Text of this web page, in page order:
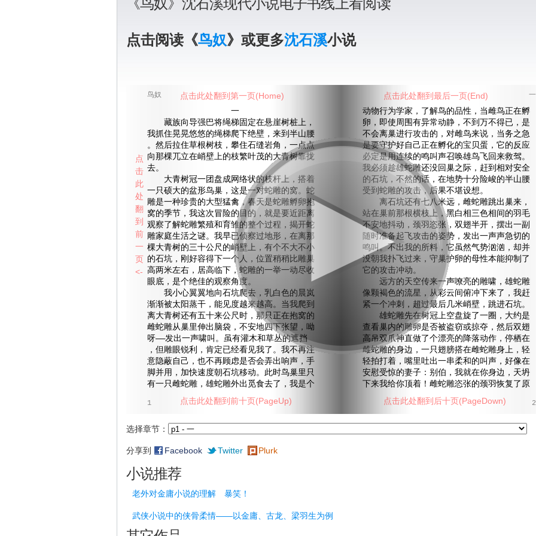
《鸟奴》沈石溪现代小说电子书线上看阅读
点击阅读《鸟奴》或更多沈石溪小说
鸟奴 一
一
藏族向导强巴将绳梯固定在悬崖树桩上，
我抓住晃晃悠悠的绳梯爬下绝壁，来到半山腰
。然后拉住草根树枝，攀住石缝岩角，一点点
向那棵兀立在峭壁上的枝繁叶茂的大青树靠拢
去。
大青树冠一团盘成网络状的枝杆上，搭着
一只硕大的盆形鸟巢，这是一对蛇雕的窝。蛇
雕是一种珍贵的大型猛禽，春天是蛇雕孵卵抱
窝的季节，我这次冒险的目的，就是要近距离
观察了解蛇雕繁殖和育雏的整个过程，揭开蛇
雕家庭生活之谜。我早已侦察过地形，在离那
棵大青树的三十公尺的峭壁上，有个不大不小
的石坑，刚好容得下一个人，位置稍稍比雕巢
高两米左右，居高临下，蛇雕的一举一动尽收
眼底，是个绝佳的观察角度。
我小心翼翼地向石坑爬去，乳白色的晨岚
渐渐被太阳蒸干，能见度越来越高。当我爬到
离大青树还有五十来公尺时，那只正在抱窝的
雌蛇雕从巢里伸出脑袋，不安地四下张望，呦
呀——发出一声啸叫。虽有灌木和草丛的遮挡
，但雕眼锐利，肯定已经看见我了。我不再注
意隐蔽自己，也不再顾虑是否会弄出响声，手
脚并用，加快速度朝石坑移动。此时鸟巢里只
有一只雌蛇雕，雄蛇雕外出觅食去了，我是个
动物行为学家，了解鸟的品性，当雌鸟正在孵
卵，即使周围有异常动静，不到万不得已，是
不会离巢进行攻击的，对雌鸟来说，当务之急
是要守护好自己正在孵化的宝贝蛋，它的反应
必定是用连续的鸣叫声召唤雄鸟飞回来救驾。
我必须趁雄蛇雕还没回巢之际，赶到相对安全
的石坑，不然的话，在地势十分险峻的半山腰
受到蛇雕的攻击，后果不堪设想。
离石坑还有七八米远，雌蛇雕跳出巢来，
站在巢前那根横枝上，黑白相三色相间的羽毛
不安地抖动，颈羽恣张，双翅半开，摆出一副
随时准备起飞攻击的姿势，发出一声声急切的
鸣叫。不出我的所料，它虽然气势汹汹，却并
没朝我扑飞过来，守巢护卵的母性本能抑制了
它的攻击冲动。
远方的天空传来一声嘹亮的雕啸，雄蛇雕
像颗褐色的流星，从彩云间俯冲下来了，我赶
紧一个冲刺，超过最后几米峭壁，跳进石坑。
雄蛇雕先在树冠上空盘旋了一圈，大约是
查看巢内的雕卵是否被盗窃或掠夺，然后双翅
高吊双爪神直做了个漂亮的降落动作，停栖在
雌蛇雕的身边，一只翅膀搭在雌蛇雕身上，轻
轻拍打着，嘴里吐出一串柔和的叫声，好像在
安慰受惊的妻子：别伯，我就在你身边，天坍
下来我给你顶着！雌蛇雕恣张的颈羽恢复了原
1 2
选择章节：
分享到 Facebook Twitter Plurk
点击此处翻到第一页(Home) 点击此处翻到最后一页(End)
点击此处翻到前十页(PageUp) 点击此处翻到后十页(PageDown)
点
击
此
处
翻
到
前
一
页
<-
小说推荐
老外对金庸小说的理解 暴笑！
武侠小说中的侠骨柔情——以金庸、古龙、梁羽生为例